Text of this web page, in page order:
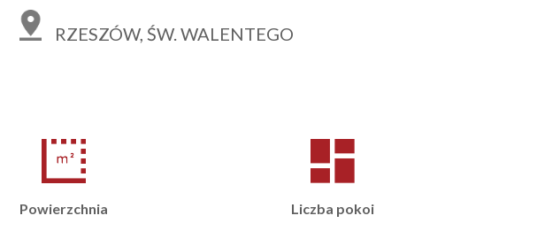
RZESZÓW, ŚW. WALENTEGO
Powierzchnia Liczba pokoi